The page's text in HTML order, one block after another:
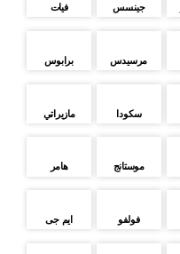
فيات جينسس
برابوس مرسيدس
مازيراتي سكودا
هامر موستانج
ايم جى فولفو